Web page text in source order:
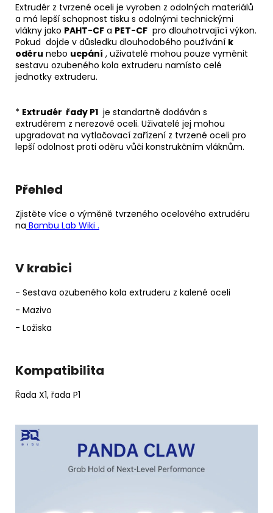
Extrudér z tvrzené oceli je vyroben z odolných materiálů
a má lepší schopnost tisku s odolnými technickými
vlákny jako PAHT-CF a PET-CF pro dlouhotrvající výkon.
Pokud dojde v důsledku dlouhodobého používání k
oděru nebo ucpání , uživatelé mohou pouze vyměnit
sestavu ozubeného kola extruderu namísto celé
jednotky extruderu.
* Extrudér řady P1 je standartně dodáván s
extrudérem z nerezové oceli. Uživatelé jej mohou
upgradovat na vytlačovací zařízení z tvrzené oceli pro
lepší odolnost proti oděru vůči konstrukčním vláknům.
Přehled
Zjistěte více o výměně tvrzeného ocelového extrudéru
na Bambu Lab Wiki .
V krabici
- Sestava ozubeného kola extruderu z kalené oceli
- Mazivo
- Ložiska
Kompatibilita
Řada X1, řada P1